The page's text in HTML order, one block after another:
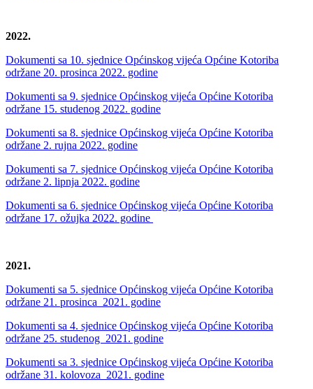
2022.
Dokumenti sa 10. sjednice Općinskog vijeća Općine Kotoriba
održane 20. prosinca 2022. godine
Dokumenti sa 9. sjednice Općinskog vijeća Općine Kotoriba
održane 15. studenog 2022. godine
Dokumenti sa 8. sjednice Općinskog vijeća Općine Kotoriba
održane 2. rujna 2022. godine
Dokumenti sa 7. sjednice Općinskog vijeća Općine Kotoriba
održane 2. lipnja 2022. godine
Dokumenti sa 6. sjednice Općinskog vijeća Općine Kotoriba
održane 17. ožujka 2022. godine
2021.
Dokumenti sa 5. sjednice Općinskog vijeća Općine Kotoriba
održane 21. prosinca 2021. godine
Dokumenti sa 4. sjednice Općinskog vijeća Općine Kotoriba
održane 25. studenog 2021. godine
Dokumenti sa 3. sjednice Općinskog vijeća Općine Kotoriba
održane 31. kolovoza 2021. godine